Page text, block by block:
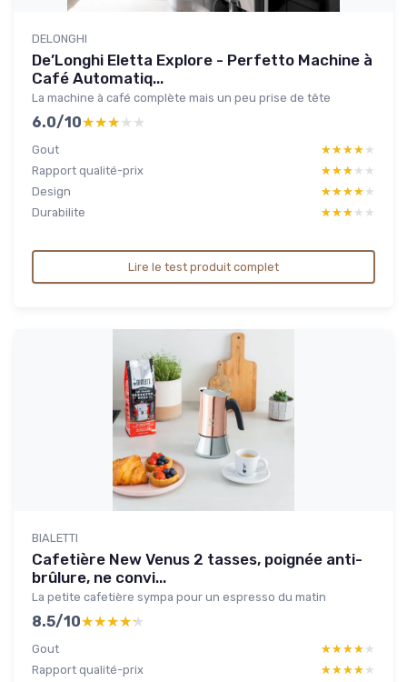
DELONGHI
De’Longhi Eletta Explore - Perfetto Machine à
Café Automatiq...
La machine à café complète mais un peu prise de tête
6.0/10★★★★★
★★★★★
Gout ★★★★★
★★★★★
Rapport qualité-prix
★★★★★
★★★★★
Design
★★★★★
★★★★★
Durabilite
★★★★★
★★★★★
Lire le test produit complet
BIALETTI
Cafetière New Venus 2 tasses, poignée anti-
brûlure, ne convi...
La petite cafetière sympa pour un espresso du matin
8.5/10★★★★★
★★★★★
Gout ★★★★★
★★★★★
Rapport qualité-prix
★★★★★
★★★★★